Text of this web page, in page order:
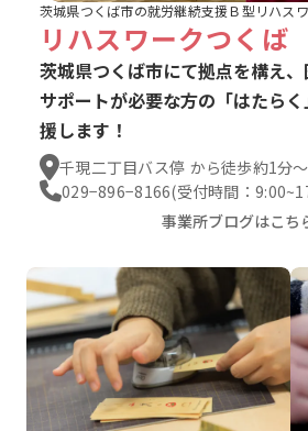
リハスワークつくば
茨城県つくば市の就労継続支援Ｂ型リハス
茨城県つくば市にて拠点を構え
サポートが必要な方の「はたら
援します！
千現二丁目バス停 から徒歩約1分
029−896−8166(受付時間：
事業所ブログはこち